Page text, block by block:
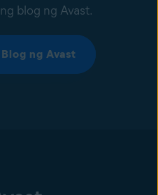
blog ng Avast.
ng Avast